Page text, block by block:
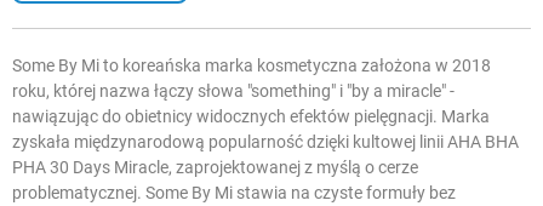
Some By Mi to koreańska marka kosmetyczna założona w 2018
roku, której nazwa łączy słowa "something" i "by a miracle" -
nawiązując do obietnicy widocznych efektów pielęgnacji. Marka
zyskała międzynarodową popularność dzięki kultowej linii AHA BHA
PHA 30 Days Miracle, zaprojektowanej z myślą o cerze
problematycznej. Some By Mi stawia na czyste formuły bez